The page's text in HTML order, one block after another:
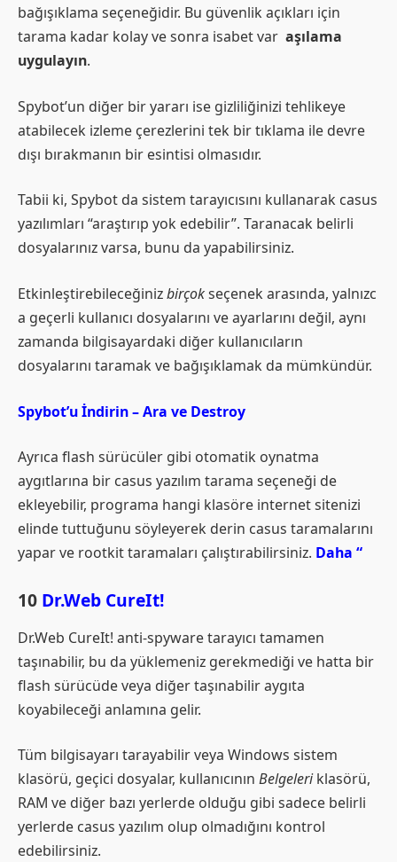
bağışıklama seçeneğidir. Bu güvenlik açıkları için
tarama kadar kolay ve sonra isabet var aşılama
uygulayın.
Spybot’un diğer bir yararı ise gizliliğinizi tehlikeye
atabilecek izleme çerezlerini tek bir tıklama ile devre
dışı bırakmanın bir esintisi olmasıdır.
Tabii ki, Spybot da sistem tarayıcısını kullanarak casus
yazılımları “araştırıp yok edebilir”. Taranacak belirli
dosyalarınız varsa, bunu da yapabilirsiniz.
Etkinleştirebileceğinizbirçokseçenek arasında, yalnızc
a geçerli kullanıcı dosyalarını ve ayarlarını değil, aynı
zamanda bilgisayardaki diğer kullanıcıların
dosyalarını taramak ve bağışıklamak da mümkündür.
Spybot’u İndirin – Ara ve Destroy
Ayrıca flash sürücüler gibi otomatik oynatma
aygıtlarına bir casus yazılım tarama seçeneği de
ekleyebilir, programa hangi klasöre internet sitenizi
elinde tuttuğunu söyleyerek derin casus taramalarını
yapar ve rootkit taramaları çalıştırabilirsiniz. Daha “
10 Dr.Web CureIt!
Dr.Web CureIt! anti-spyware tarayıcı tamamen
taşınabilir, bu da yüklemeniz gerekmediği ve hatta bir
flash sürücüde veya diğer taşınabilir aygıta
koyabileceği anlamına gelir.
Tüm bilgisayarı tarayabilir veya Windows sistem
klasörü, geçici dosyalar, kullanıcının Belgeleriklasörü,
RAM ve diğer bazı yerlerde olduğu gibi sadece belirli
yerlerde casus yazılım olup olmadığını kontrol
edebilirsiniz.